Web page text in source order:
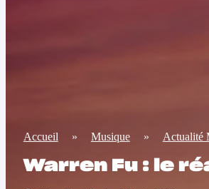
Accueil » Musique » Actualité
Warren Fu : le